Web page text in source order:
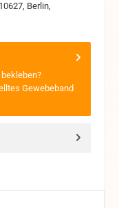
Berlin,
Gewebeband